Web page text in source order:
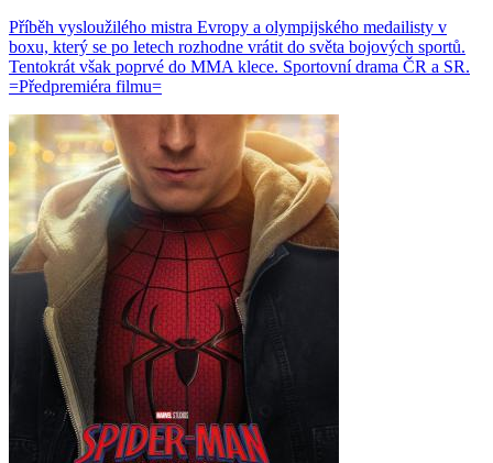
Příběh vysloužilého mistra Evropy a olympijského medailisty v
boxu, který se po letech rozhodne vrátit do světa bojových sportů.
Tentokrát však poprvé do MMA klece. Sportovní drama ČR a SR.
=Předpremiéra filmu=